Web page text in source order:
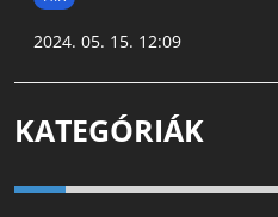
2024. 05. 15. 12:09
KATEGÓRIÁK